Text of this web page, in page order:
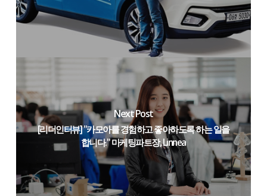
Next Post
[리더인터뷰] "카모아를 경험하고 좋아하도록 하는 일을
합니다." 마케팅파트장, Linnea